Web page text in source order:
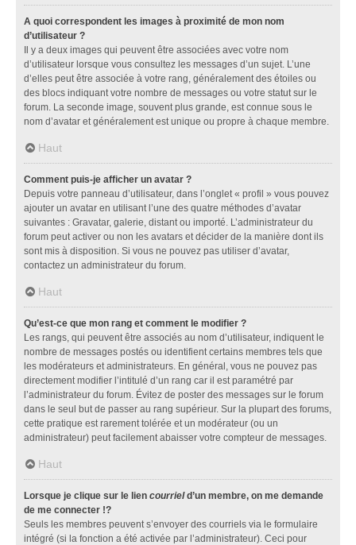
A quoi correspondent les images à proximité de mon nom
d’utilisateur ?
Il y a deux images qui peuvent être associées avec votre nom
d’utilisateur lorsque vous consultez les messages d’un sujet. L’une
d’elles peut être associée à votre rang, généralement des étoiles ou
des blocs indiquant votre nombre de messages ou votre statut sur le
forum. La seconde image, souvent plus grande, est connue sous le
nom d’avatar et généralement est unique ou propre à chaque membre.
Haut
Comment puis-je afficher un avatar ?
Depuis votre panneau d’utilisateur, dans l’onglet « profil » vous pouvez
ajouter un avatar en utilisant l’une des quatre méthodes d’avatar
suivantes : Gravatar, galerie, distant ou importé. L’administrateur du
forum peut activer ou non les avatars et décider de la manière dont ils
sont mis à disposition. Si vous ne pouvez pas utiliser d’avatar,
contactez un administrateur du forum.
Haut
Qu’est-ce que mon rang et comment le modifier ?
Les rangs, qui peuvent être associés au nom d’utilisateur, indiquent le
nombre de messages postés ou identifient certains membres tels que
les modérateurs et administrateurs. En général, vous ne pouvez pas
directement modifier l’intitulé d’un rang car il est paramétré par
l’administrateur du forum. Évitez de poster des messages sur le forum
dans le seul but de passer au rang supérieur. Sur la plupart des forums,
cette pratique est rarement tolérée et un modérateur (ou un
administrateur) peut facilement abaisser votre compteur de messages.
Haut
Lorsque je clique sur le lien courrield’un membre, on me demande
de me connecter !?
Seuls les membres peuvent s’envoyer des courriels via le formulaire
intégré (si la fonction a été activée par l’administrateur). Ceci pour